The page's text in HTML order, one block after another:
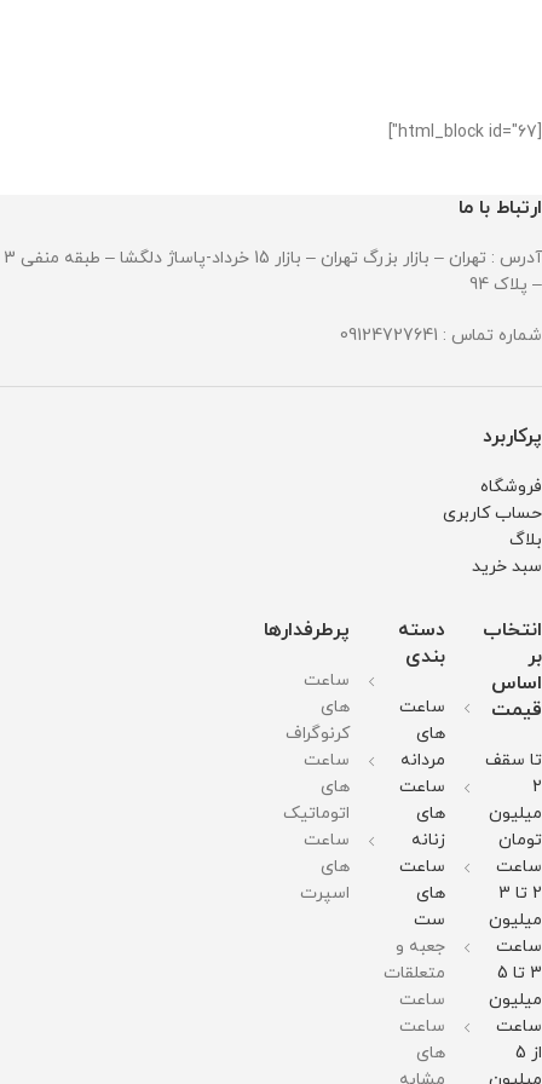
[html_block id="67"]
ارتباط با ما
آدرس : تهران – بازار بزرگ تهران – بازار 15 خرداد-پاساژ دلگشا – طبقه منفی 3
– پلاک 94
شماره تماس : 09124727641
پرکاربرد
فروشگاه
حساب کاربری
بلاگ
سبد خرید
انتخاب
بر
اساس
قیمت
تا سقف
2
میلیون
تومان
ساعت
2 تا 3
میلیون
ساعت
3 تا 5
میلیون
ساعت
از 5
دسته
بندی
ساعت
های
مردانه
ساعت
های
زنانه
ساعت
های
ست
جعبه و
متعلقات
ساعت
ساعت
های
پرطرفدارها
ساعت
های
کرنوگراف
ساعت
های
اتوماتیک
ساعت
های
اسپرت